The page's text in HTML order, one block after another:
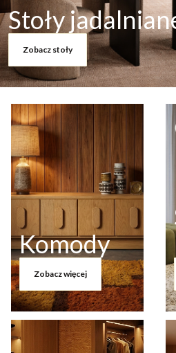
Stoły
Zobacz stoły
Komody
Zobacz więcej